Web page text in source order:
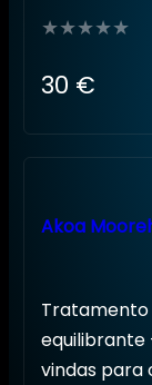
0
30 €
Akoa
equilibrante
vindas para